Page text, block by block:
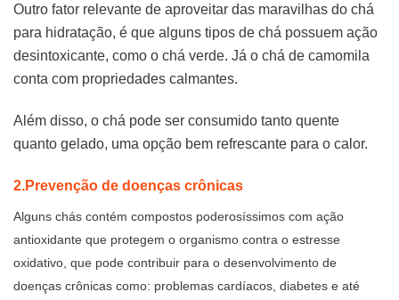
Outro fator relevante de aproveitar das maravilhas do chá
para hidratação, é que alguns tipos de chá possuem ação
desintoxicante, como o chá verde. Já o chá de camomila
conta com propriedades calmantes.
Além disso, o chá pode ser consumido tanto quente
quanto gelado, uma opção bem refrescante para o calor.
2.Prevenção de doenças crônicas
Alguns chás contém compostos poderosíssimos com ação
antioxidante que protegem o organismo contra o estresse
oxidativo, que pode contribuir para o desenvolvimento de
doenças crônicas como: problemas cardíacos, diabetes e até